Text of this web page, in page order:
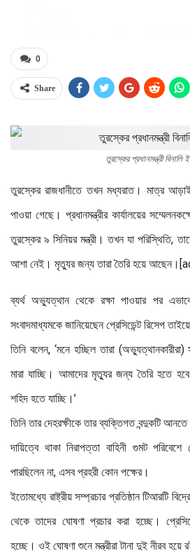
0
Share
তুরস্কের প্রধানমন্ত্রী বিনালি
তুরস্কের রাজধানীতে তখন মধ্যরাত। মাত্র
পাওয়া গেছে। প্রধানমন্ত্রীর কার্যালয়ের
তুরস্কের ৯ সিনিয়র মন্ত্রী। তখন যা পরিস্থিতি,
আশা নেই। মৃত্যুর জন্য তারা তৈরি হয়ে
ব্যর্থ অভ্যুত্থান থেকে রক্ষা পাওয়ার পর
সংবাদমাধ্যমকে জানিয়েছেন প্রেসিডেন্ট রিসেপ
তিনি বলেন, ‘মনে হচ্ছিল তারা
মারা যাচ্ছি। আমাদের মৃত্যুর জন্য তৈরি হতে
শহিদ হতে যাচ্ছি।’
তিনি তার দেহরক্ষীকে তার ব্যক্তিগত বন্দুকটি
দায়িত্বে থাকা নিরাপত্তা বাহিনী গুমট
পারছিলেন না, এসব প্রহরী কোন পক্ষের।
ইতোমধ্যে রাষ্ট্রীয় সম্প্রচার প্রতিষ্ঠান টিআরটি
থেকে তাদের ঘোষণা প্রচার করা হচ্ছে।
হচ্ছে। ওই ঘোষণা শুনে মন্ত্রীরা টানা দুই নীরব হয়ে